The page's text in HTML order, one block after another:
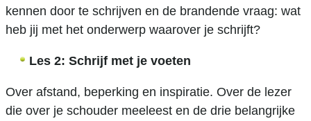
kennen door te schrijven en de brandende vraag: wat
heb jij met het onderwerp waarover je schrijft?
Les 2: Schrijf met je voeten
Over afstand, beperking en inspiratie. Over de lezer
die over je schouder meeleest en de drie belangrijke